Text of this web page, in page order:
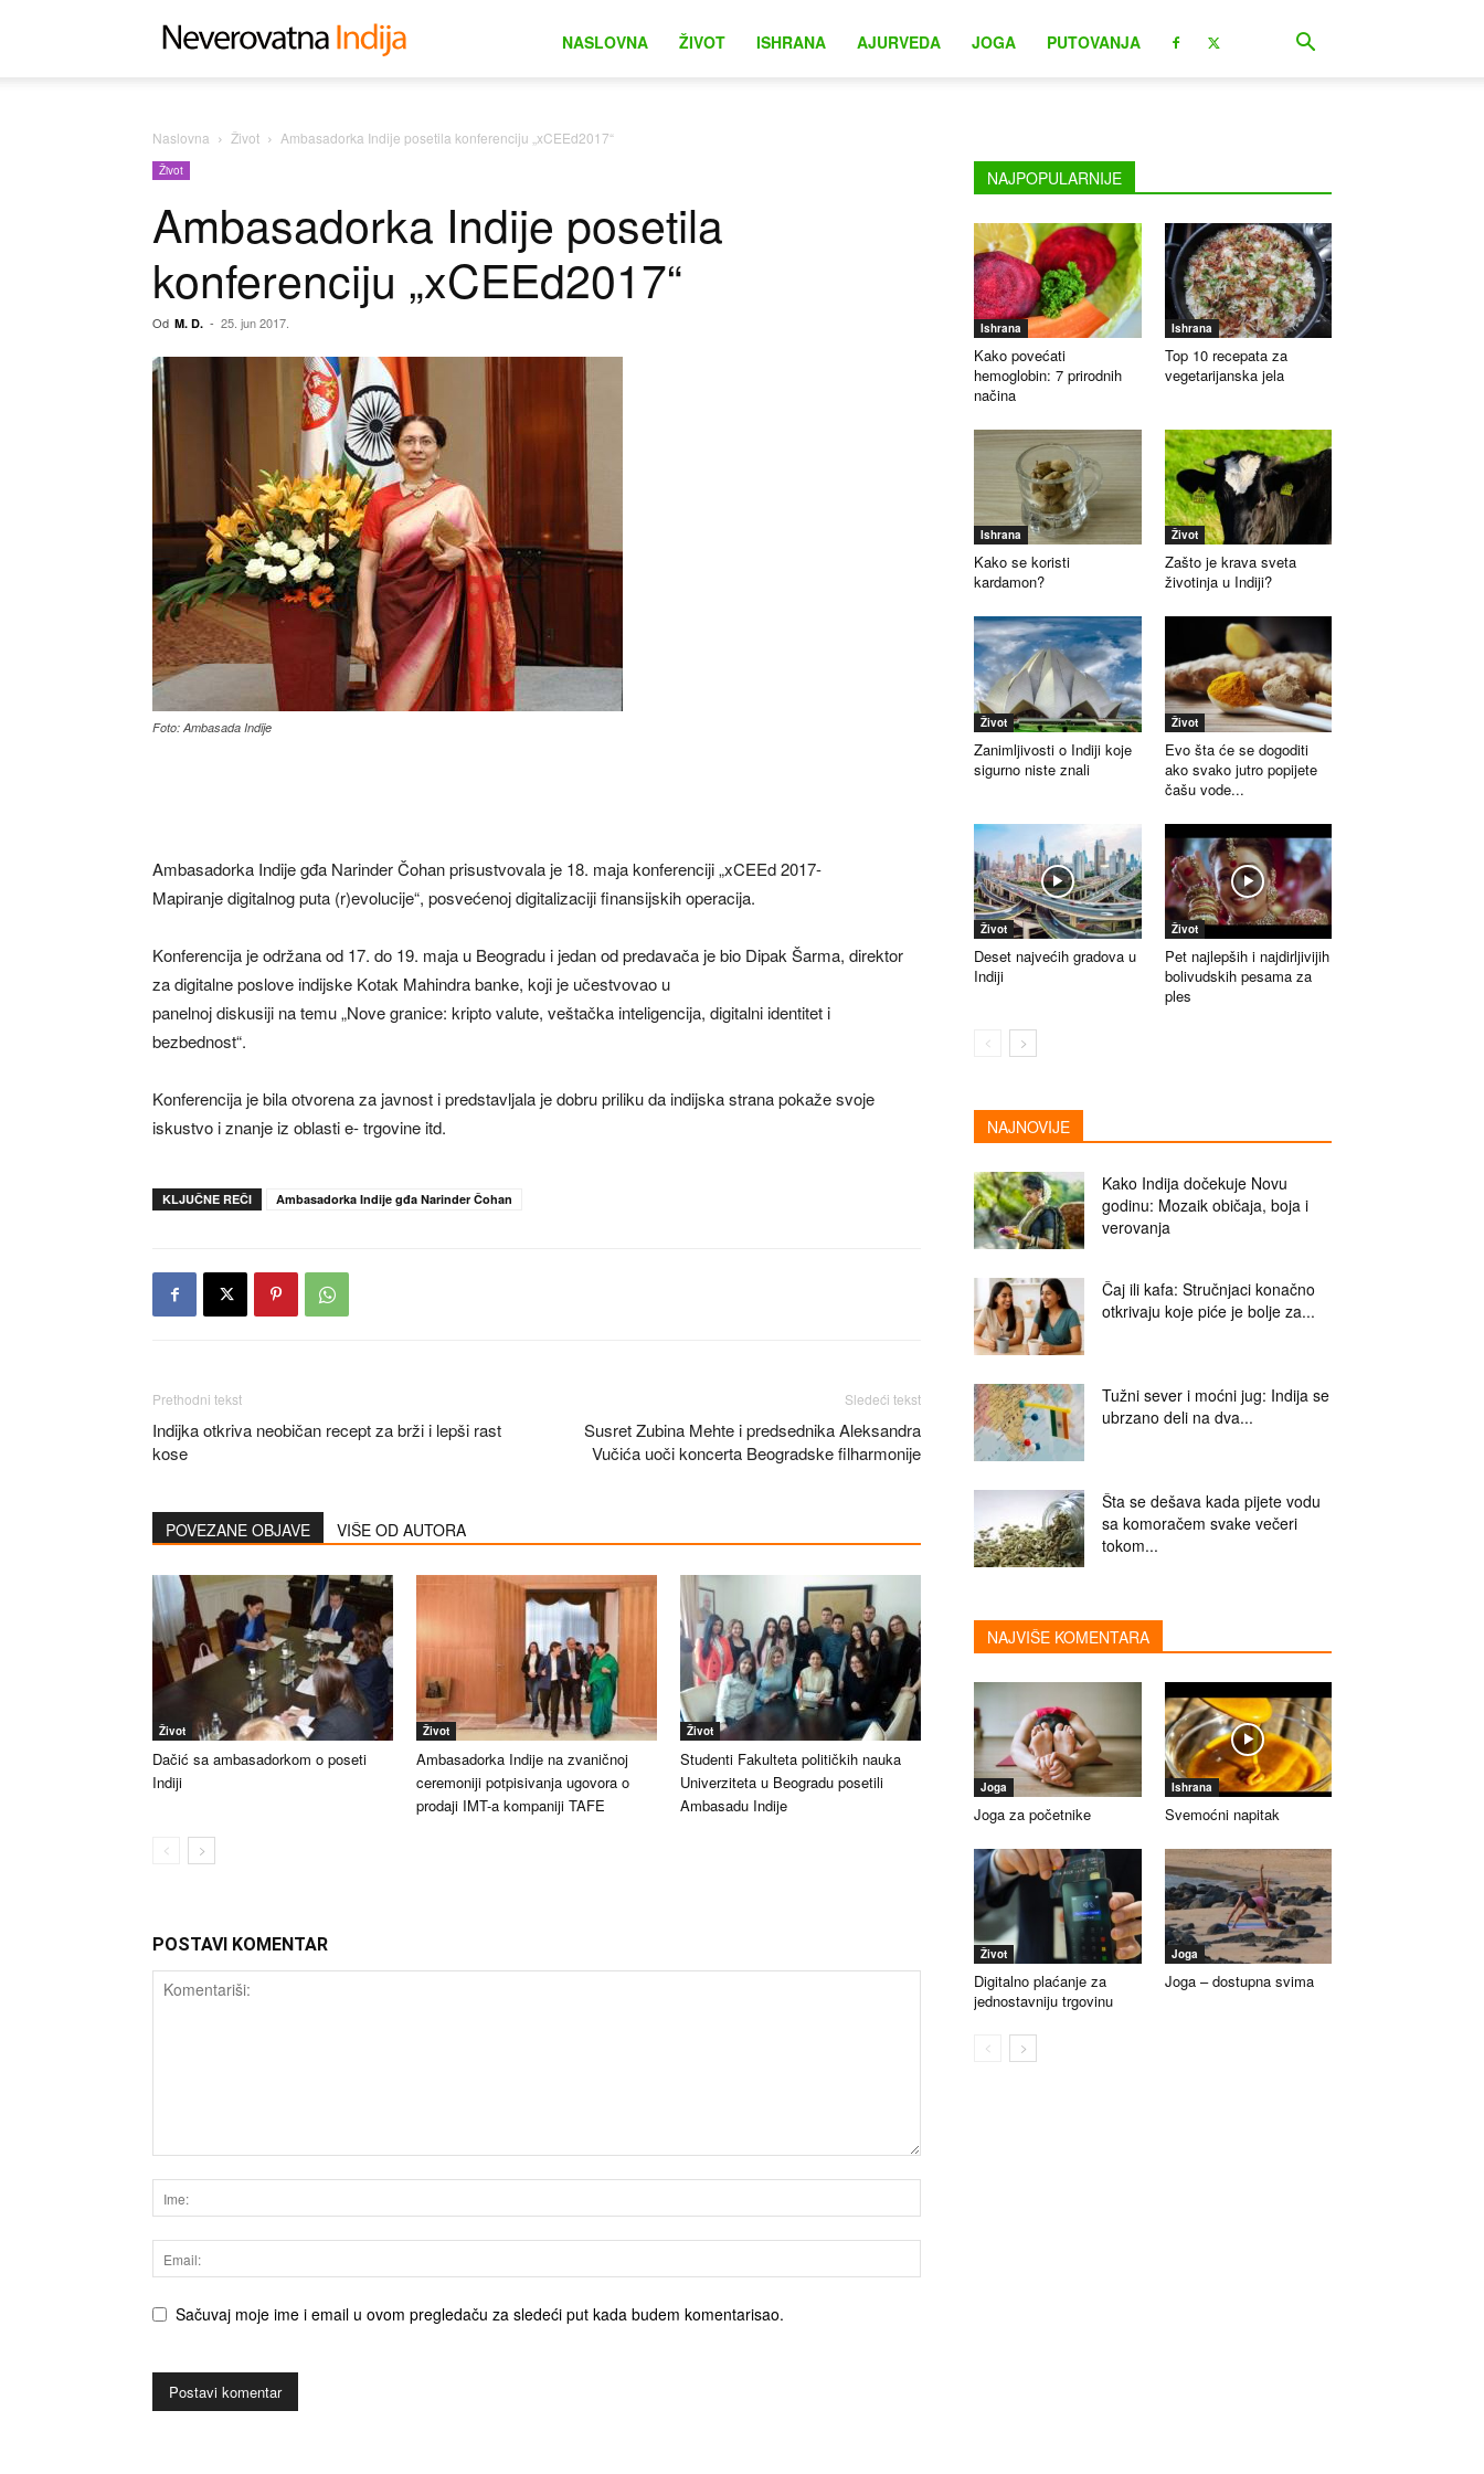
NASLOVNA ŽIVOT ISHRANA AJURVEDA JOGA PUTOVANJA
Naslovna Život Ambasadorka Indije posetila konferenciju „xCEEd2017“
Život
Ambasadorka Indije posetila
konferenciju „xCEEd2017“
Od M. D. - 25. jun 2017.
Foto: Ambasada Indije
Ambasadorka Indije gđa Narinder Čohan prisustvovala je 18. maja konferenciji „xCEEd 2017-
Mapiranje digitalnog puta (r)evolucije“, posvećenoj digitalizaciji finansijskih operacija.
Konferencija je održana od 17. do 19. maja u Beogradu i jedan od predavača je bio Dipak Šarma, direktor
za digitalne poslove indijske Kotak Mahindra banke, koji je učestvovao u
panelnoj diskusiji na temu „Nove granice: kripto valute, veštačka inteligencija, digitalni identitet i
bezbednost“.
Konferencija je bila otvorena za javnost i predstavljala je dobru priliku da indijska strana pokaže svoje
iskustvo i znanje iz oblasti e- trgovine itd.
KLJUČNE REČI Ambasadorka Indije gđa Narinder Čohan
Prethodni tekst
Indijka otkriva neobičan recept za brži i lepši rast
kose
Sledeći tekst
Susret Zubina Mehte i predsednika Aleksandra
Vučića uoči koncerta Beogradske filharmonije
POVEZANE OBJAVE VIŠE OD AUTORA
Život
Dačić sa ambasadorkom o poseti
Indiji
Život
Ambasadorka Indije na zvaničnoj
ceremoniji potpisivanja ugovora o
prodaji IMT-a kompaniji TAFE
Život
Studenti Fakulteta političkih nauka
Univerziteta u Beogradu posetili
Ambasadu Indije
POSTAVI KOMENTAR
Sačuvaj moje ime i email u ovom pregledaču za sledeći put kada budem komentarisao.
NAJPOPULARNIJE
Ishrana
Kako povećati
hemoglobin: 7 prirodnih
načina
Ishrana
Top 10 recepata za
vegetarijanska jela
Ishrana
Kako se koristi
kardamon?
Život
Zašto je krava sveta
životinja u Indiji?
Život
Zanimljivosti o Indiji koje
sigurno niste znali
Život
Evo šta će se dogoditi
ako svako jutro popijete
čašu vode...
Život
Deset najvećih gradova u
Indiji
Život
Pet najlepših i najdirljivijih
bolivudskih pesama za
ples
NAJNOVIJE
Kako Indija dočekuje Novu
godinu: Mozaik običaja, boja i
verovanja
Čaj ili kafa: Stručnjaci konačno
otkrivaju koje piće je bolje za...
Tužni sever i moćni jug: Indija se
ubrzano deli na dva...
Šta se dešava kada pijete vodu
sa komoračem svake večeri
tokom...
NAJVIŠE KOMENTARA
Joga
Joga za početnike
Ishrana
Svemoćni napitak
Život
Digitalno plaćanje za
jednostavniju trgovinu
Joga
Joga – dostupna svima